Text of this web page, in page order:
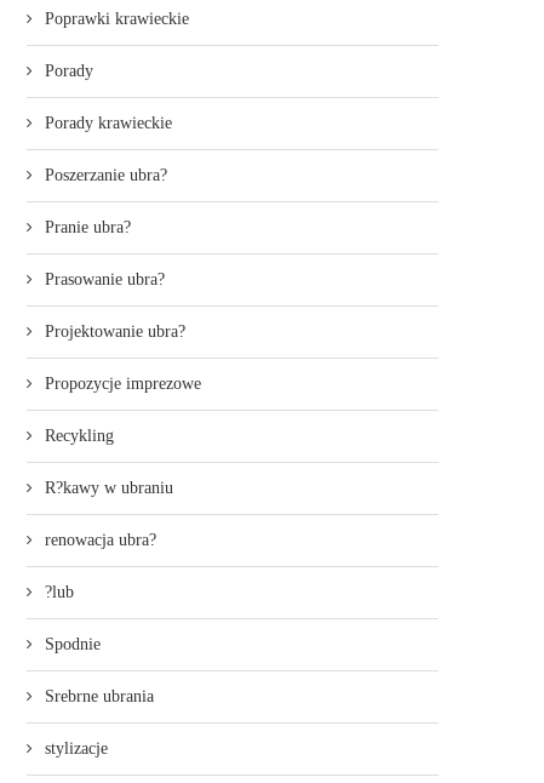
Poprawki krawieckie
Porady
Porady krawieckie
Poszerzanie ubra?
Pranie ubra?
Prasowanie ubra?
Projektowanie ubra?
Propozycje imprezowe
Recykling
R?kawy w ubraniu
renowacja ubra?
?lub
Spodnie
Srebrne ubrania
stylizacje